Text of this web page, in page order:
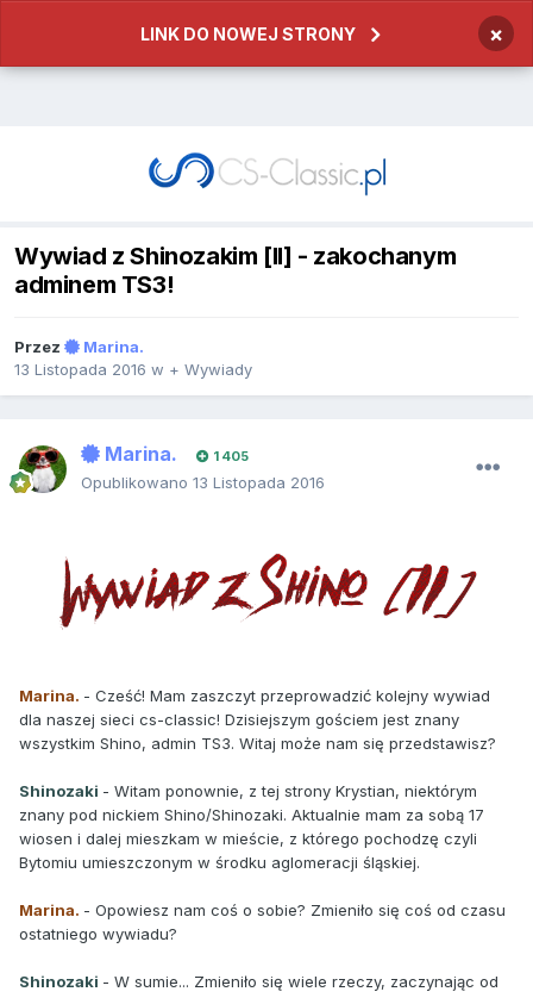
LINK DO NOWEJ STRONY ×
Wywiad z Shinozakim [II] - zakochanym
adminem TS3!
Przez
Marina.
13 Listopada 2016 w + Wywiady
Marina. 1 405
Opublikowano 13 Listopada 2016
Marina. - Cześć! Mam zaszczyt przeprowadzić kolejny wywiad
dla naszej sieci cs-classic! Dzisiejszym gościem jest znany
wszystkim Shino, admin TS3. Witaj może nam się przedstawisz?
Shinozaki - Witam ponownie, z tej strony Krystian, niektórym
znany pod nickiem Shino/Shinozaki. Aktualnie mam za sobą 17
wiosen i dalej mieszkam w mieście, z którego pochodzę czyli
Bytomiu umieszczonym w środku aglomeracji śląskiej.
Marina. - Opowiesz nam coś o sobie? Zmieniło się coś od czasu
ostatniego wywiadu?
Shinozaki - W sumie... Zmieniło się wiele rzeczy, zaczynając od